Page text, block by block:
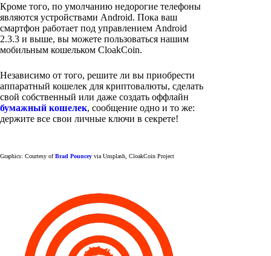
Кроме того, по умолчанию недорогие телефоны
являются устройствами Android. Пока ваш
смартфон работает под управлением Android
2.3.3 и выше, вы можете пользоваться нашим
мобильным кошельком CloakCoin.
Независимо от того, решите ли вы приобрести
аппаратный кошелек для криптовалюты, сделать
свой собственный или даже создать оффлайн
бумажный кошелек, сообщение одно и то же:
держите все свои личные ключи в секрете!
Graphics: Courtesy ofBrad Pouncey via Unsplash, CloakCoin Project